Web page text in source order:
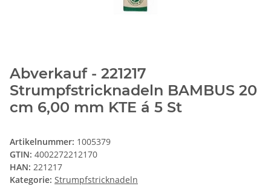
Abverkauf - 221217
Strumpfstricknadeln BAMBUS 20
cm 6,00 mm KTE á 5 St
Artikelnummer: 1005379
GTIN: 4002272212170
HAN: 221217
Kategorie: Strumpfstricknadeln